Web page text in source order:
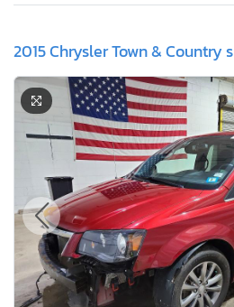
2015 Chrysler Town & Country s